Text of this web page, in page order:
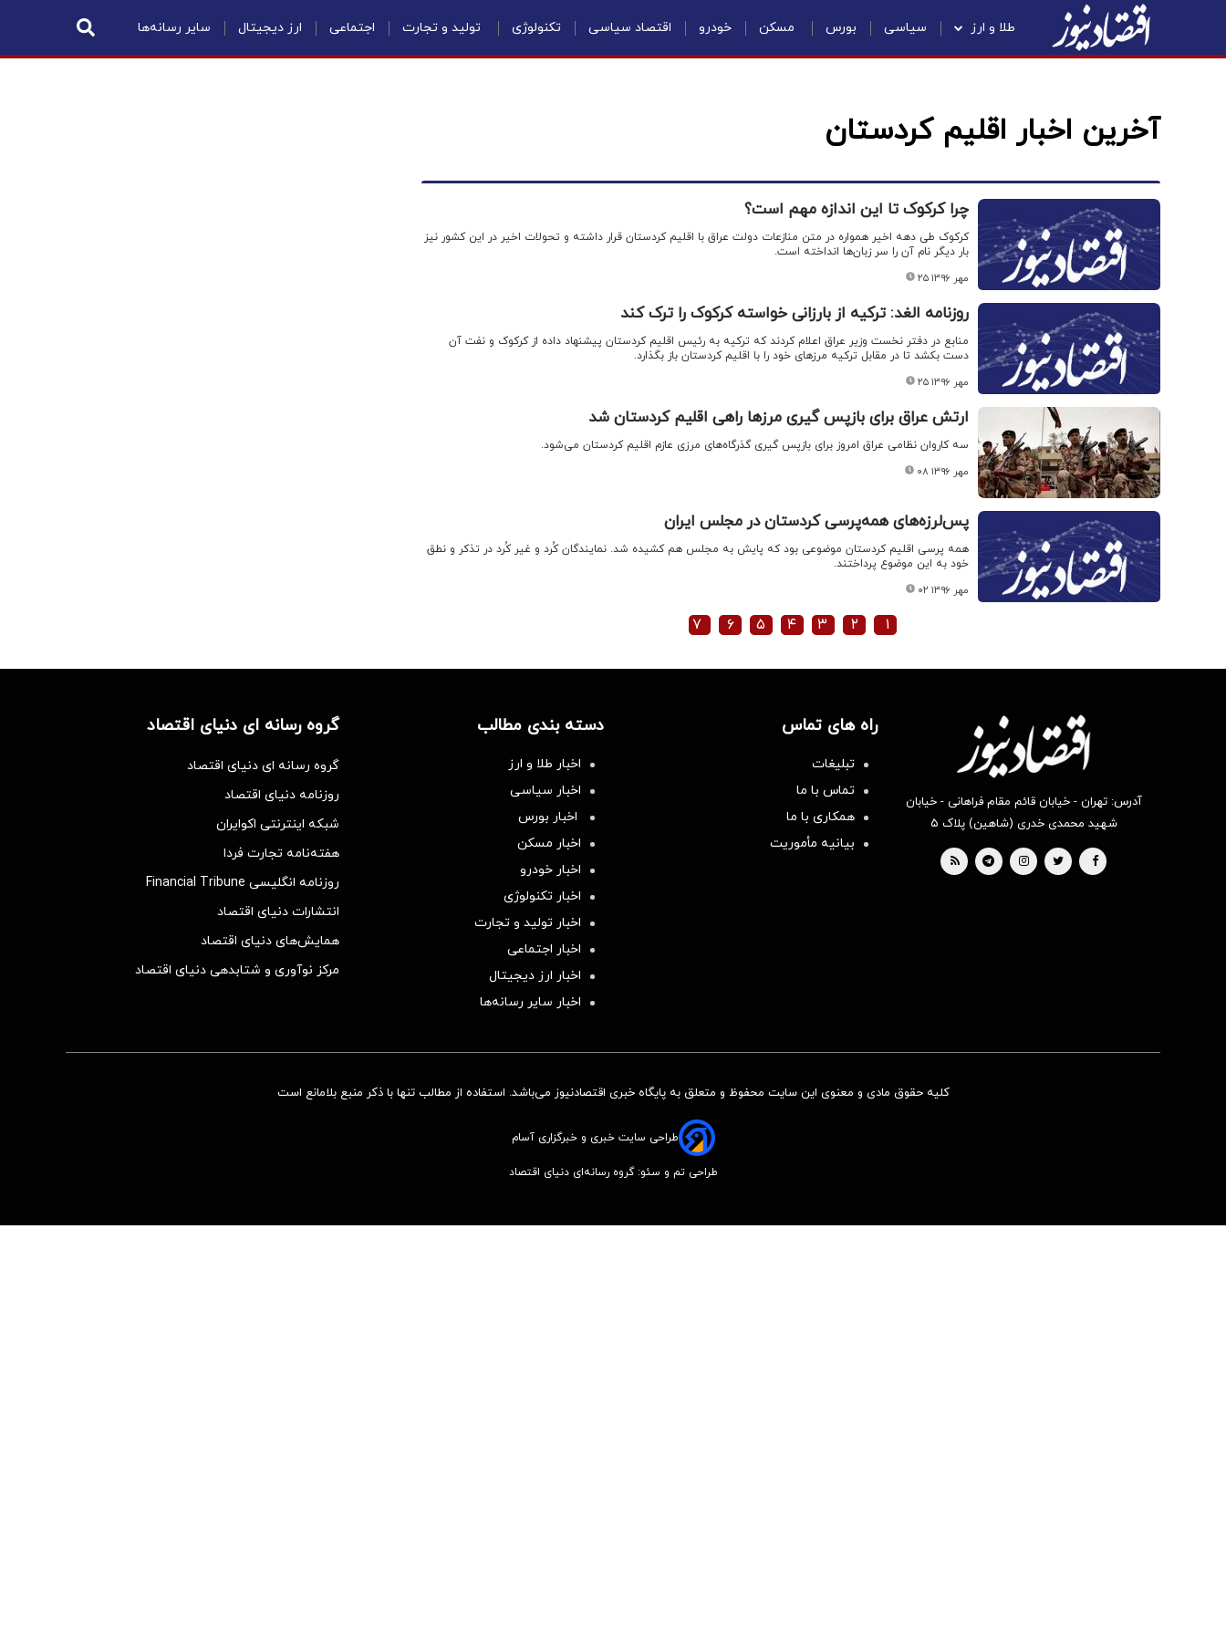
طلا و ارز سیاسی بورس مسکن خودرو اقتصاد سیاسی تکنولوژی تولید و تجارت اجتماعی ارز دیجیتال سایر رسانه‌ها
آخرین اخبار اقلیم کردستان
چرا کرکوک تا این اندازه مهم است؟
کرکوک طی دهه اخیر همواره در متن منازعات دولت عراق با اقلیم کردستان قرار داشته و تحولات اخیر در این کشور نیز
بار دیگر نام آن را سر زبان‌ها انداخته است.
۲۵ مهر ۱۳۹۶
روزنامه الغد: ترکیه از بارزانی خواسته کرکوک را ترک کند
منابع در دفتر نخست وزیر عراق اعلام کردند که ترکیه به رئیس اقلیم کردستان پیشنهاد داده از کرکوک و نفت آن
دست بکشد تا در مقابل ترکیه مرزهای خود را با اقلیم کردستان باز بگذارد.
۲۵ مهر ۱۳۹۶
ارتش عراق برای بازپس گیری مرزها راهی اقلیم کردستان شد
سه کاروان نظامی عراق امروز برای بازپس گیری گذرگاه‌های مرزی عازم اقلیم کردستان می‌شود.
۰۸ مهر ۱۳۹۶
پس‌لرزه‌های همه‌پرسی کردستان در مجلس ایران
همه پرسی اقلیم کردستان موضوعی بود که پایش به مجلس هم کشیده شد. نمایندگان کُرد و غیر کُرد در تذکر و نطق
خود به این موضوع پرداختند.
۰۲ مهر ۱۳۹۶
۱ ۲ ۳ ۴ ۵ ۶ ۷
آدرس: تهران - خیابان قائم مقام فراهانی - خیابان
شهید محمدی خدری (شاهین) پلاک ۵
راه های تماس
تبلیغات
تماس با ما
همکاری با ما
بیانیه مأموریت
دسته بندی مطالب
اخبار طلا و ارز
اخبار سیاسی
اخبار بورس
اخبار مسکن
اخبار خودرو
اخبار تکنولوژی
اخبار تولید و تجارت
اخبار اجتماعی
اخبار ارز دیجیتال
اخبار سایر رسانه‌‌ها
گروه رسانه ای دنیای اقتصاد
گروه رسانه ای دنیای اقتصاد
روزنامه دنیای اقتصاد
شبکه اینترنتی اکوایران
هفته‌نامه تجارت فردا
روزنامه انگلیسی Financial Tribune
انتشارات دنیای اقتصاد
همایش‌های دنیای اقتصاد
مرکز نوآوری و شتابدهی دنیای اقتصاد
کلیه حقوق مادی و معنوی این سایت محفوظ و متعلق به پایگاه خبری اقتصادنیوز می‌باشد. استفاده از مطالب تنها با ذکر منبع بلامانع است
طراحی سایت خبری و خبرگزاری آسام
طراحی تم و سئو: گروه رسانه‌ای دنیای اقتصاد